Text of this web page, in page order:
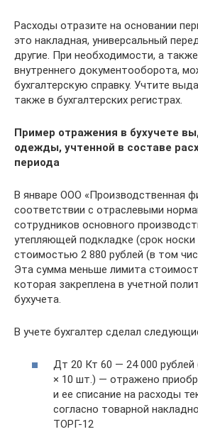
Расходы отразите на основании
это накладная, универсальный
другие. При необходимости, а
внутреннего документооборота,
бухгалтерскую справку. Учтите
также в бухгалтерских регистрах.
Пример отражения в бухучете
одежды, учтенной в составе
периода
В январе ООО «Производственная
соответствии с отраслевыми
сотрудников основного
утепляющей подкладке (срок
стоимостью 2 880 рублей (в том
Эта сумма меньше лимита
которая закреплена в учетной
бухучета.
В учете бухгалтер сделал
Дт 20 Кт 60 — 24 000 рублей
× 10 шт.) — отражено
и ее списание на расходы
согласно товарной
ТОРГ-12